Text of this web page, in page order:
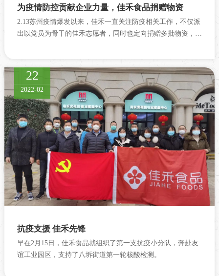
为疫情防控贡献企业力量，佳禾食品捐赠物资
2.13苏州疫情爆发以来，佳禾一直关注防疫相关工作，不仅派
出以党员为骨干的佳禾志愿者，同时也定向捐赠多批物资，以
22
2022-02
抗疫支援 佳禾先锋
早在2月15日，佳禾食品就组织了第一支抗疫小分队，奔赴友
谊工业园区，支持了八坼街道第一轮核酸检测。